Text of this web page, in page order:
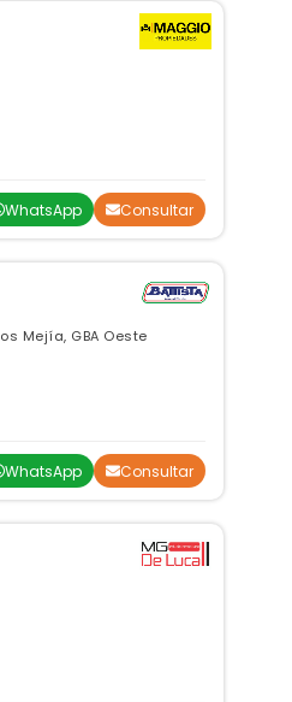
WhatsApp Consultar
Mejía, GBA Oeste
WhatsApp Consultar